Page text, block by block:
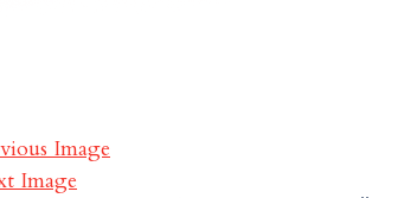
Image
Image